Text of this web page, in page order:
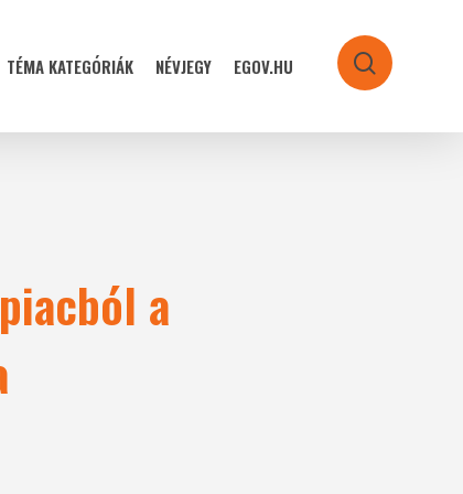
TÉMA KATEGÓRIÁK NÉVJEGY EGOV.HU search
a